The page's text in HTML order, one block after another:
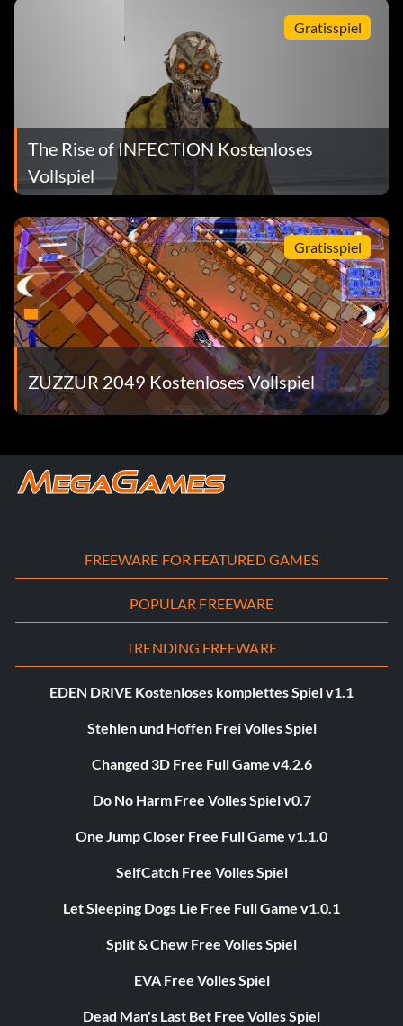
Gratisspiel
The Rise of INFECTION Kostenloses
Vollspiel
Gratisspiel
ZUZZUR 2049 Kostenloses Vollspiel
FREEWARE FOR FEATURED GAMES
POPULAR FREEWARE
TRENDING FREEWARE
EDEN DRIVE Kostenloses komplettes Spiel v1.1
Stehlen und Hoffen Frei Volles Spiel
Changed 3D Free Full Game v4.2.6
Do No Harm Free Volles Spiel v0.7
One Jump Closer Free Full Game v1.1.0
SelfCatch Free Volles Spiel
Let Sleeping Dogs Lie Free Full Game v1.0.1
Split & Chew Free Volles Spiel
EVA Free Volles Spiel
Dead Man's Last Bet Free Volles Spiel